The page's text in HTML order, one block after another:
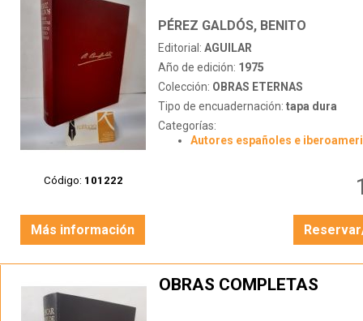
Código: 101222
PÉREZ GALDÓS, BENITO
Editorial: AGUILAR
Año de edición: 1975
Colección: OBRAS ETERNAS
Tipo de encuadernación: tapa dura
Categorías:
Autores españoles e
Más información
OBRAS COMPLETAS